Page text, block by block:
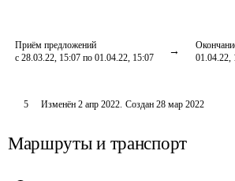
Приём предложений
с 28.03.22, 15:07 по 01.04.22, 15:07
01.04.22,
5 Изменён 2 апр 2022. Создан 28 мар 2022
Маршруты и транспорт